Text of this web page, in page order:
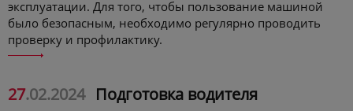
эксплуатации. Для того, чтобы пользование машиной
было безопасным, необходимо регулярно проводить
проверку и профилактику.
27.02.2024 Подготовка водителя